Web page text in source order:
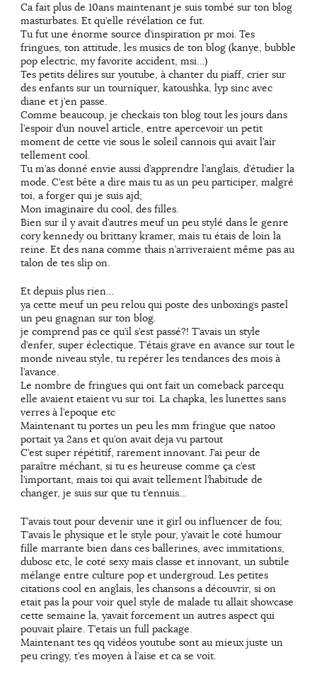
Ca fait plus de 10ans maintenant je suis tombé sur ton blog
masturbates. Et qu’elle révélation ce fut.
Tu fut une énorme source d’inspiration pr moi. Tes
fringues, ton attitude, les musics de ton blog (kanye, bubble
pop electric, my favorite accident, msi…)
Tes petits délires sur youtube, à chanter du piaff, crier sur
des enfants sur un tourniquer, katoushka, lyp sinc avec
diane et j’en passe.
Comme beaucoup, je checkais ton blog tout les jours dans
l’espoir d’un nouvel article, entre apercevoir un petit
moment de cette vie sous le soleil cannois qui avait l’air
tellement cool.
Tu m’as donné envie aussi d’apprendre l’anglais, d’étudier la
mode. C’est bête a dire mais tu as un peu participer, malgré
toi, a forger qui je suis ajd;
Mon imaginaire du cool, des filles.
Bien sur il y avait d’autres meuf un peu stylé dans le genre
cory kennedy ou brittany kramer, mais tu étais de loin la
reine. Et des nana comme thais n’arriveraient même pas au
talon de tes slip on.
Et depuis plus rien…
ya cette meuf un peu relou qui poste des unboxings pastel
un peu gnagnan sur ton blog.
je comprend pas ce qu’il s’est passé?! T’avais un style
d’enfer, super éclectique. T’étais grave en avance sur tout le
monde niveau style, tu repérer les tendances des mois à
l’avance.
Le nombre de fringues qui ont fait un comeback parcequ
elle avaient etaient vu sur toi. La chapka, les lunettes sans
verres à l’epoque etc
Maintenant tu portes un peu les mm fringue que natoo
portait ya 2ans et qu’on avait deja vu partout
C’est super répétitif, rarement innovant. J’ai peur de
paraître méchant, si tu es heureuse comme ça c’est
l’important, mais toi qui avait tellement l’habitude de
changer, je suis sur que tu t’ennuis…
T’avais tout pour devenir une it girl ou influencer de fou;
T’avais le physique et le style pour, y’avait le coté humour
fille marrante bien dans ces ballerines, avec immitations,
dubosc etc, le coté sexy mais classe et innovant, un subtile
mélange entre culture pop et undergroud. Les petites
citations cool en anglais, les chansons a découvrir, si on
etait pas la pour voir quel style de malade tu allait showcase
cette semaine la, yavait forcement un autres aspect qui
pouvait plaire. T’etais un full package.
Maintenant tes qq vidéos youtube sont au mieux juste un
peu cringy, t’es moyen à l’aise et ca se voit.